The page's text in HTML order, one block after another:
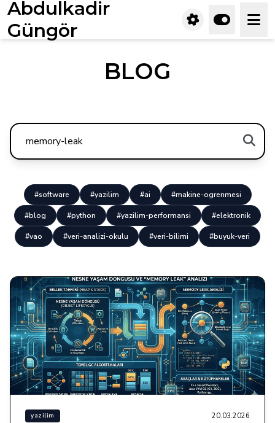
Abdulkadir
Güngör
BLOG
#software #yazilim #ai #makine-ogrenmesi
#blog #python #yazilim-performansi #elektronik
#vao #veri-analizi-okulu #veri-bilimi #buyuk-veri
yazilim 20.03.2026